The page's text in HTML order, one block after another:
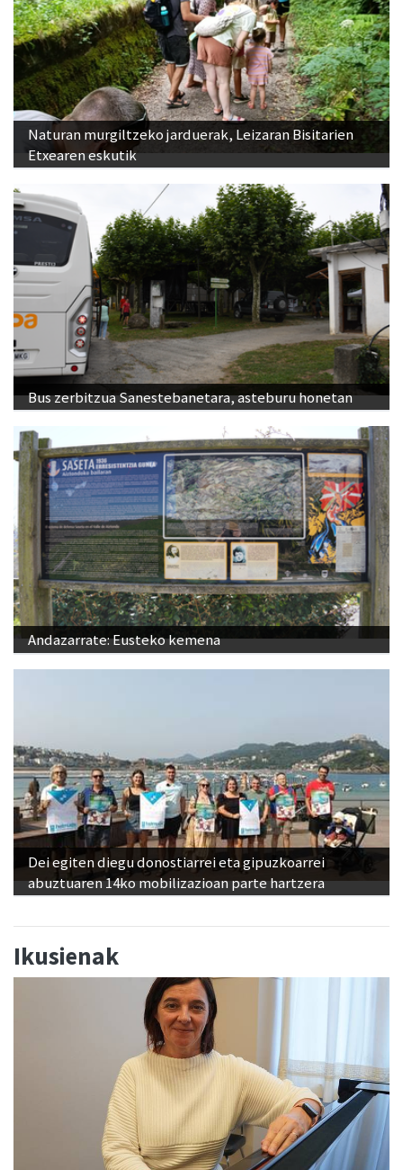
Naturan murgiltzeko jarduerak, Leizaran Bisitarien
Etxearen eskutik
Bus zerbitzua Sanestebanetara, asteburu honetan
Andazarrate: Eusteko kemena
Dei egiten diegu donostiarrei eta gipuzkoarrei
abuztuaren 14ko mobilizazioan parte hartzera
Ikusienak